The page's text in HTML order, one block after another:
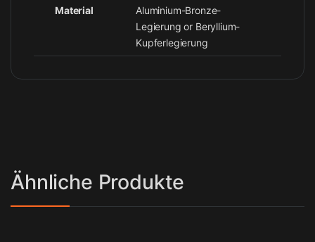
Material
Aluminium-Bronze-
Legierung or Beryllium-
Kupferlegierung
Ähnliche Produkte